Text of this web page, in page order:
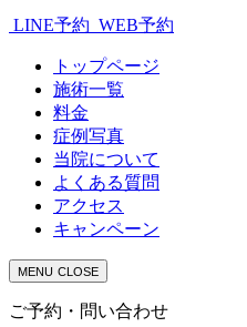
LINE予約 WEB予約
トップページ
施術一覧
料金
症例写真
当院について
よくある質問
アクセス
キャンペーン
MENU CLOSE
ご予約・問い合わせ